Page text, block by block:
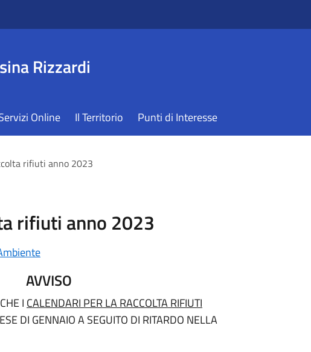
Rizzardi
Online Il Territorio Punti di Interesse
rifiuti anno 2023
rifiuti anno 2023
AVVISO
I CALENDARI PER LA RACCOLTA RIFIUTI
DI GENNAIO A SEGUITO DI RITARDO NELLA